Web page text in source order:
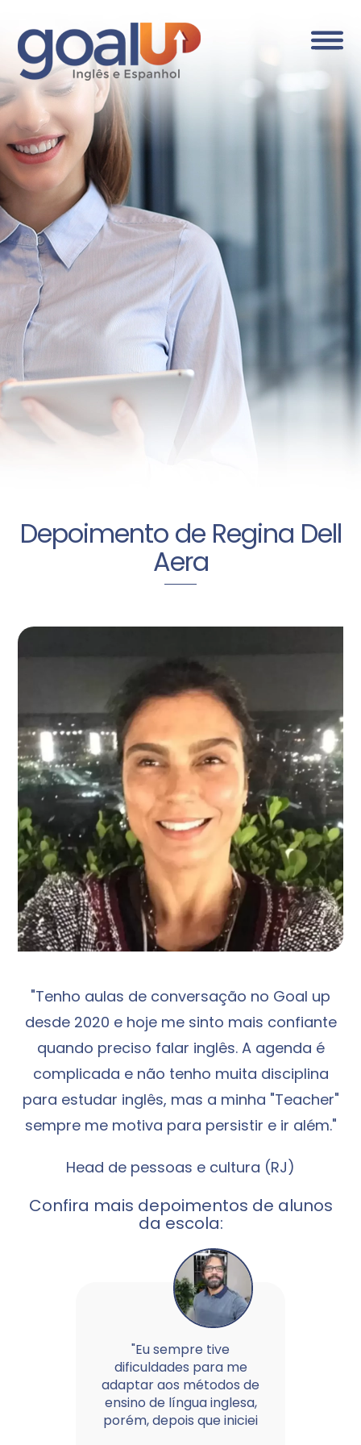
Depoimento de Regina Dell
Aera
"Tenho aulas de conversação no Goal up
desde 2020 e hoje me sinto mais confiante
quando preciso falar inglês. A agenda é
complicada e não tenho muita disciplina
para estudar inglês, mas a minha "Teacher"
sempre me motiva para persistir e ir além."
Head de pessoas e cultura (RJ)
Confira mais depoimentos de alunos
da escola:
"Eu sempre tive
dificuldades para me
adaptar aos métodos de
ensino de língua inglesa,
porém, depois que iniciei